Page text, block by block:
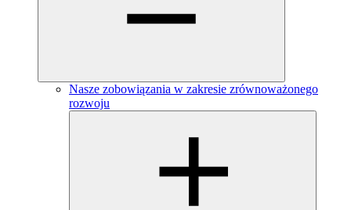
Nasze zobowiązania w zakresie zrównoważonego
rozwoju